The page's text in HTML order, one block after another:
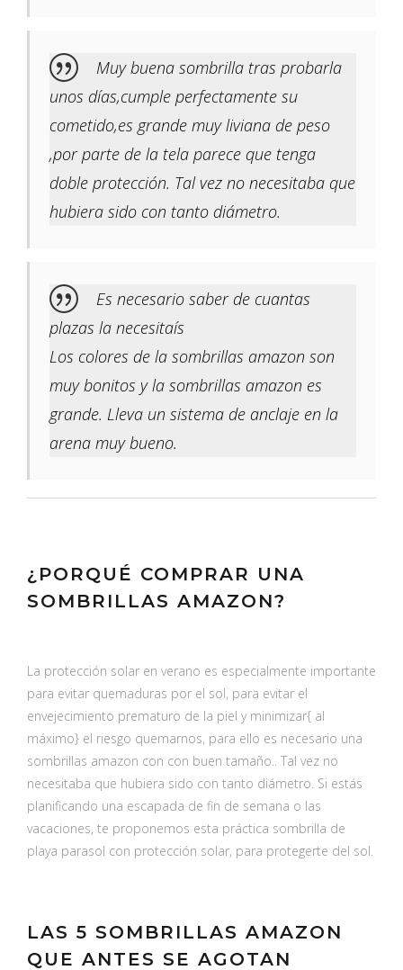
Muy buena sombrilla tras probarla
unos días,cumple perfectamente su
cometido,es grande muy liviana de peso
,por parte de la tela parece que tenga
doble protección. Tal vez no necesitaba que
hubiera sido con tanto diámetro.
Es necesario saber de cuantas
plazas la necesitaís
Los colores de la sombrillas amazon son
muy bonitos y la sombrillas amazon es
grande. Lleva un sistema de anclaje en la
arena muy bueno.
¿PORQUÉ COMPRAR UNA
SOMBRILLAS AMAZON?
La protección solar en verano es especialmente importante
para evitar quemaduras por el sol, para evitar el
envejecimiento prematuro de la piel y minimizar{ al
máximo} el riesgo quemarnos, para ello es necesario una
sombrillas amazon con con buen tamaño.. Tal vez no
necesitaba que hubiera sido con tanto diámetro. Si estás
planificando una escapada de fin de semana o las
vacaciones, te proponemos esta práctica sombrilla de
playa parasol con protección solar, para protegerte del sol.
LAS 5 SOMBRILLAS AMAZON
QUE ANTES SE AGOTAN